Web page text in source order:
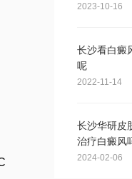
2023-10-16
长沙看白癜
呢
2022-11-14
长沙华研皮
治疗白癜风
2024-02-06